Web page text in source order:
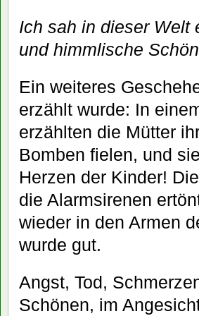
Ich sah in dieser Welt
und himmlische
Ein weiteres
erzählt wurde: In
erzählten die Mütter
Bomben fielen, und
Herzen der Kinder!
die Alarmsirenen
wieder in den Armen
wurde gut.
Angst, Tod,
Schönen, im